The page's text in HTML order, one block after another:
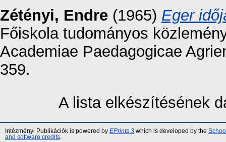
Zétényi, Endre (1965) Eger
Főiskola tudományos
Academiae Paedagogicae
359.
A lista elkészítésének
Intézményi Publikációk is powered by EPrints 3 which is developed by the
and software credits